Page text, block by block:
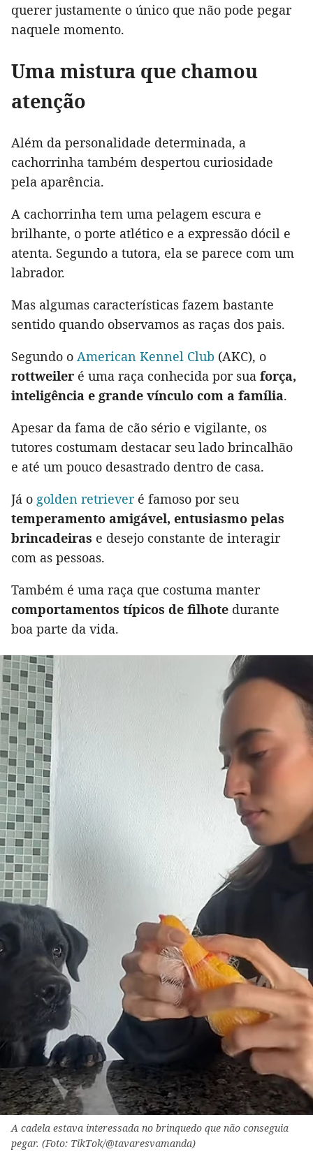
querer justamente o único que não pode pegar
naquele momento.
Uma mistura que chamou
atenção
Além da personalidade determinada, a
cachorrinha também despertou curiosidade
pela aparência.
A cachorrinha tem uma pelagem escura e
brilhante, o porte atlético e a expressão dócil e
atenta. Segundo a tutora, ela se parece com um
labrador.
Mas algumas características fazem bastante
sentido quando observamos as raças dos pais.
Segundo o American Kennel Club (AKC), o
rottweiler é uma raça conhecida por sua força,
inteligência e grande vínculo com a família.
Apesar da fama de cão sério e vigilante, os
tutores costumam destacar seu lado brincalhão
e até um pouco desastrado dentro de casa.
Já o golden retrieveré famoso por seu
temperamento amigável, entusiasmo pelas
brincadeiras e desejo constante de interagir
com as pessoas.
Também é uma raça que costuma manter
comportamentos típicos de filhote durante
boa parte da vida.
A cadela estava interessada no brinquedo que não conseguia
pegar. (Foto: TikTok/@tavaresvamanda)